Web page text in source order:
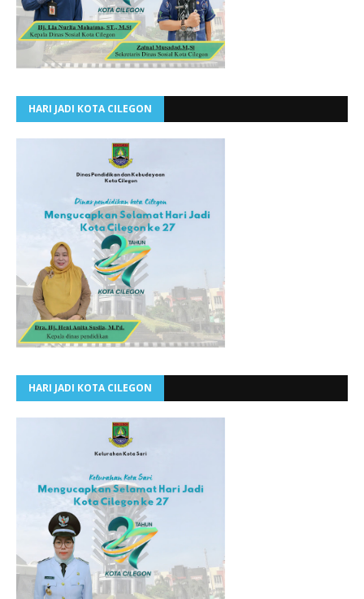
HARI JADI KOTA CILEGON
HARI JADI KOTA CILEGON